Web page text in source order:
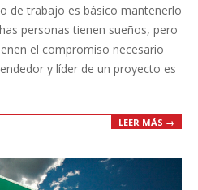
de trabajo es básico mantenerlo
personas tienen sueños, pero
el compromiso necesario
y líder de un proyecto es
LEER MÁS →